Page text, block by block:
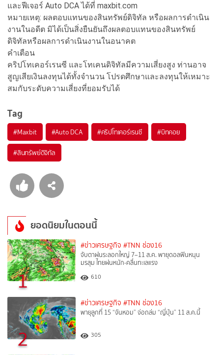
และฟีเจอร์ Auto DCA ได้ที่ maxbit.com
หมายเหตุ: ผลตอบแทนของสินทรัพย์ดิจิทัล หรือผลการดำเนิน
งานในอดีต มิได้เป็นสิ่งยืนยันถึงผลตอบแทนของสินทรัพย์
ดิจิทัลหรือผลการดำเนินงานในอนาคต
คำเตือน
คริปโทเคอร์เรนซี และโทเคนดิจิทัลมีความเสี่ยงสูง ท่านอาจ
สูญเสียเงินลงทุนได้ทั้งจำนวน โปรดศึกษาและลงทุนให้เหมาะ
สมกับระดับความเสี่ยงที่ยอมรับได้
Tag
#Maxbit #Auto DCA #คริปโทเคอร์เรนซี #บิทคอย
#สินทรัพย์ดิจิทัล
ยอดนิยมในตอนนี้
1
#ข่าวเศรษฐกิจ #TNN ช่อง16
จับตาฝนระลอกใหญ่ 7–11 ส.ค. พายุดอลฟินหนุน
มรสุม ไทยฝนหนัก-คลื่นทะเลแรง
610
2
#ข่าวเศรษฐกิจ #TNN ช่อง16
พายุลูกที่ 15 “จันหอม” จ่อถล่ม “ญี่ปุ่น” 11 ส.ค.นี้
305